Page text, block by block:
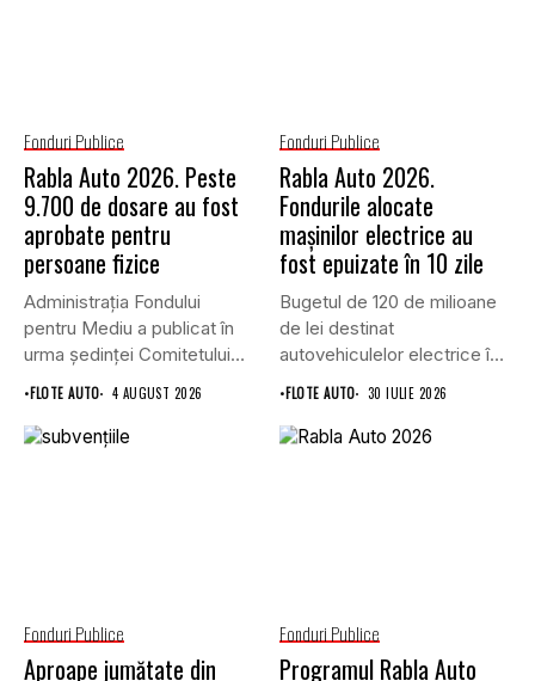
Fonduri Publice
Rabla Auto 2026. Peste
9.700 de dosare au fost
aprobate pentru
persoane fizice
Administrația Fondului
pentru Mediu a publicat în
urma ședinței Comitetului
de Avizare,...
•FLOTE AUTO 4 AUGUST 2026
Fonduri Publice
Rabla Auto 2026.
Fondurile alocate
mașinilor electrice au
fost epuizate în 10 zile
Bugetul de 120 de milioane
de lei destinat
autovehiculelor electrice în
programul...
•FLOTE AUTO 30 IULIE 2026
Fonduri Publice
Aproape jumătate din
Fonduri Publice
Programul Rabla Auto